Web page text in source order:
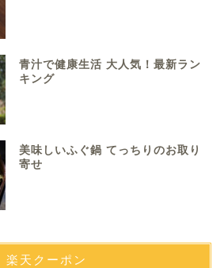
青汁で健康生活 大人気！最新ラン
キング
美味しいふぐ鍋 てっちりのお取り
寄せ
楽天クーポン